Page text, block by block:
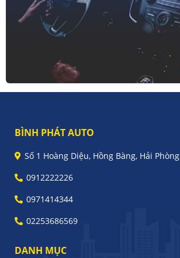
BÌNH PHÁT AUTO
Số 1 Hoàng Diệu, Hồng Bàng, Hải Phòng
0912222226
0971414344
02253686569
DANH MỤC